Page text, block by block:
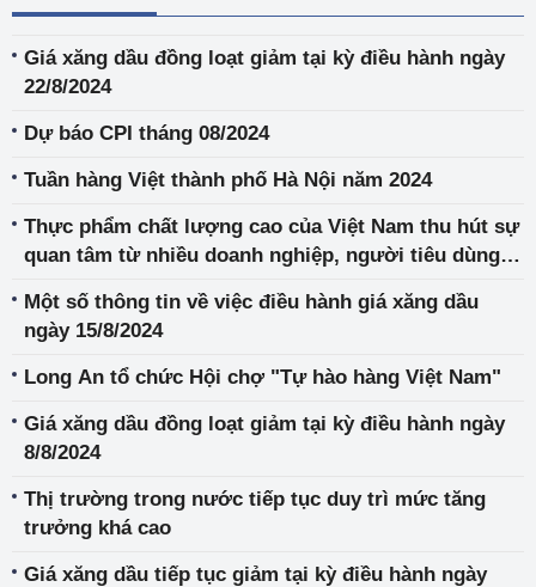
Giá xăng dầu đồng loạt giảm tại kỳ điều hành ngày
22/8/2024
Dự báo CPI tháng 08/2024
Tuần hàng Việt thành phố Hà Nội năm 2024
Thực phẩm chất lượng cao của Việt Nam thu hút sự
quan tâm từ nhiều doanh nghiệp, người tiêu dùng
tế Hong Kong Food Expo 2024
Một số thông tin về việc điều hành giá xăng dầu
ngày 15/8/2024
Long An tổ chức Hội chợ "Tự hào hàng Việt Nam"
Giá xăng dầu đồng loạt giảm tại kỳ điều hành ngày
8/8/2024
Thị trường trong nước tiếp tục duy trì mức tăng
trưởng khá cao
Giá xăng dầu tiếp tục giảm tại kỳ điều hành ngày